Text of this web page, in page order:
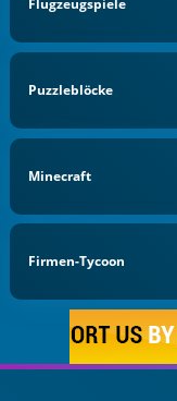
Flugzeugspiele
Puzzleblöcke
Minecraft
Firmen-Tycoon